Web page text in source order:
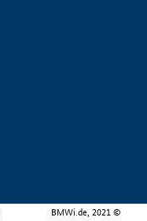
BMWi.de, 2021 ©